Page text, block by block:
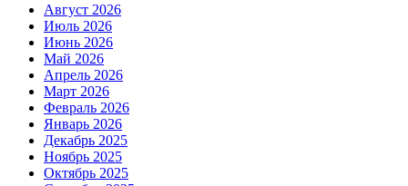
Август 2026
Июль 2026
Июнь 2026
Май 2026
Апрель 2026
Март 2026
Февраль 2026
Январь 2026
Декабрь 2025
Ноябрь 2025
Октябрь 2025